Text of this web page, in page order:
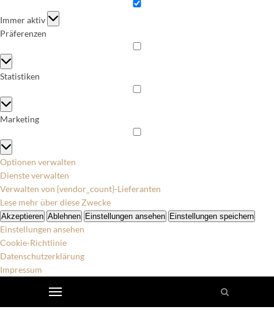
Funktional
Immer aktiv
Präferenzen
Präferenzen
Statistiken
Statistiken
Marketing
Marketing
Optionen verwalten
Dienste verwalten
Verwalten von {vendor_count}-Lieferanten
Lese mehr über diese Zwecke
Akzeptieren Ablehnen Einstellungen ansehen Einstellungen speichern
Einstellungen ansehen
Cookie-Richtlinie
Datenschutzerklärung
Impressum